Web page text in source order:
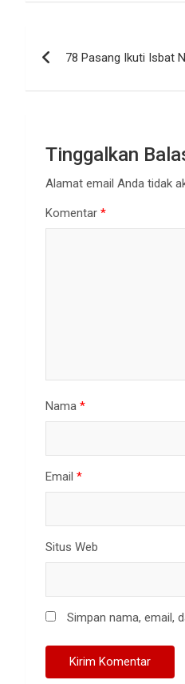
pos
78 Pasang Ikuti Isbat
Tinggalkan
Alamat email Anda tidak
Komentar *
Nama *
Email *
Situs Web
Simpan nama, email,